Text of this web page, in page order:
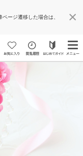
ージ遷移した場合は、